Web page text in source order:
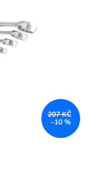
207 KČ
–10 %